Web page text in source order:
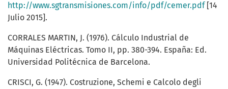
http://www.sgtransmisiones.com/info/pdf/cemer.pdf[14
Julio 2015].
CORRALES MARTIN, J. (1976). Cálculo Industrial de
Máquinas Eléctricas. Tomo II, pp. 380-394. España: Ed.
Universidad Politécnica de Barcelona.
CRISCI, G. (1947). Costruzione, Schemi e Calcolo degli